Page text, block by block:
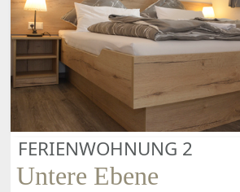
FERIENWOHNUNG 2
Untere Ebene